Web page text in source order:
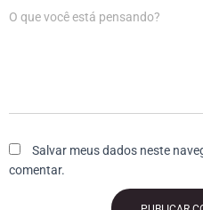
O que você está pensando?
Salvar meus dados neste
comentar.